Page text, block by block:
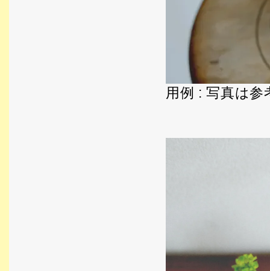
用例 : 写真は参